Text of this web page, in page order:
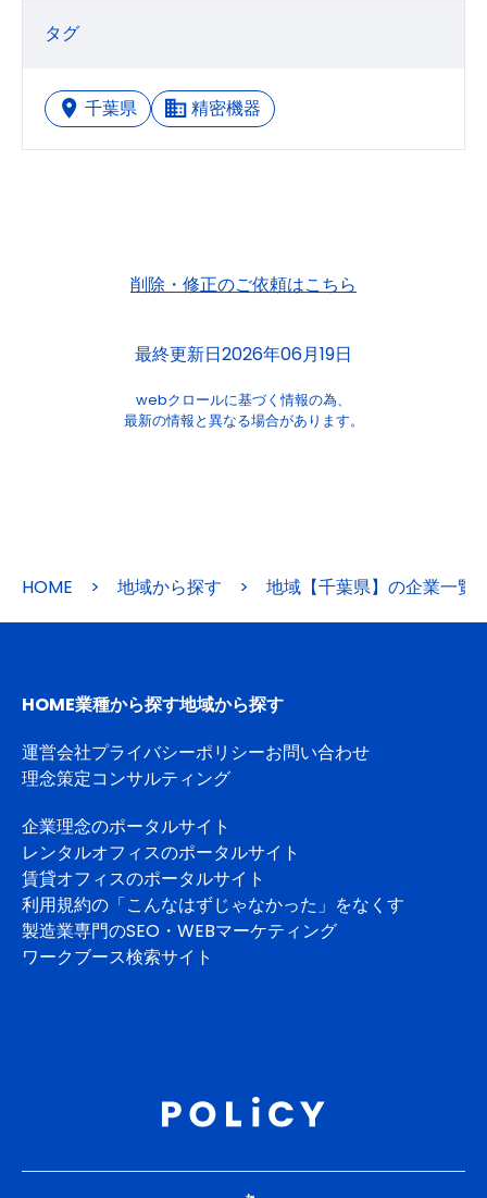
タグ
千葉県 精密機器
削除・修正のご依頼はこちら
最終更新日2026年06月19日
webクロールに基づく情報の為、
最新の情報と異なる場合があります。
HOME > 地域から探す > 地域【千葉県】の企業一覧
HOME業種から探す地域から探す
運営会社プライバシーポリシーお問い合わせ
理念策定コンサルティング
企業理念のポータルサイト
レンタルオフィスのポータルサイト
賃貸オフィスのポータルサイト
利用規約の「こんなはずじゃなかった」をなくす
製造業専門のSEO・WEBマーケティング
ワークブース検索サイト